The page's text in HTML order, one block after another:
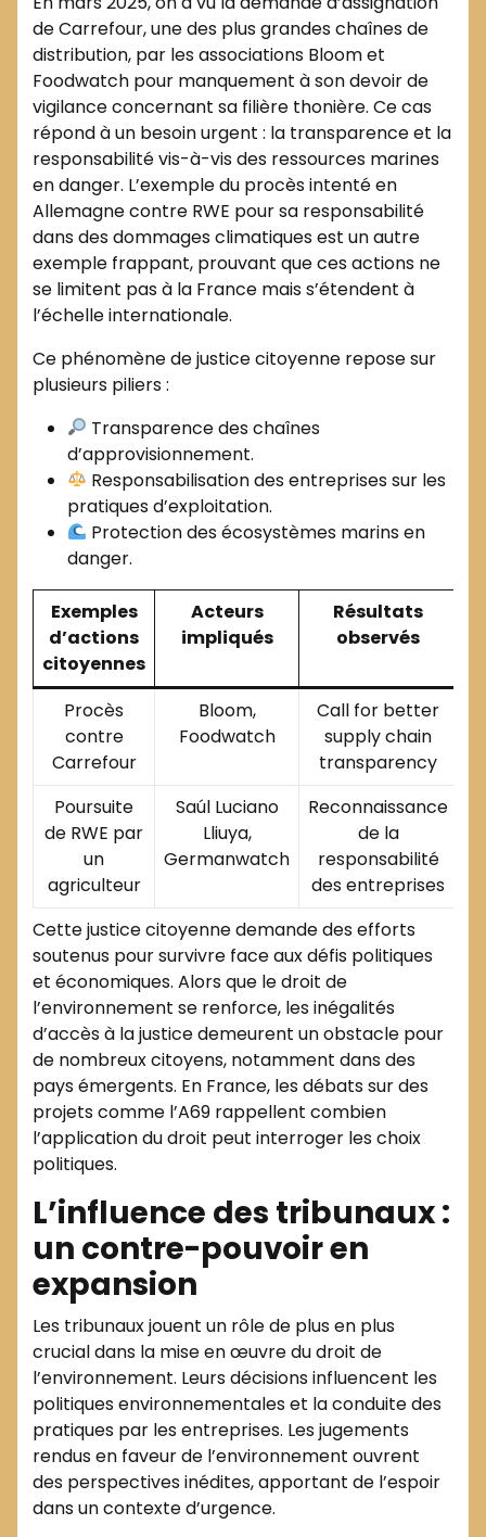
de Carrefour, une des plus grandes chaînes de
distribution, par les associations Bloom et
Foodwatch pour manquement à son devoir de
vigilance concernant sa filière thonière. Ce cas
répond à un besoin urgent : la transparence et la
responsabilité vis-à-vis des ressources marines
en danger. L’exemple du procès intenté en
Allemagne contre RWE pour sa responsabilité
dans des dommages climatiques est un autre
exemple frappant, prouvant que ces actions ne
se limitent pas à la France mais s’étendent à
l’échelle internationale.
Ce phénomène de justice citoyenne repose sur
plusieurs piliers :
Transparence des chaînes
d’approvisionnement.
Responsabilisation des entreprises sur les
pratiques d’exploitation.
Protection des écosystèmes marins en
danger.
Exemples
d’actions
citoyennes
Acteurs
impliqués
Résultats
observés
Procès
contre
Carrefour
Bloom,
Foodwatch
Call for better
supply chain
transparency
Poursuite
de RWE par
un
agriculteur
Saúl Luciano
Lliuya,
Germanwatch
Reconnaissance
de la
responsabilité
des entreprises
Cette justice citoyenne demande des efforts
soutenus pour survivre face aux défis politiques
et économiques. Alors que le droit de
l’environnement se renforce, les inégalités
d’accès à la justice demeurent un obstacle pour
de nombreux citoyens, notamment dans des
pays émergents. En France, les débats sur des
projets comme l’A69 rappellent combien
l’application du droit peut interroger les choix
politiques.
L’influence des tribunaux :
un contre-pouvoir en
expansion
Les tribunaux jouent un rôle de plus en plus
crucial dans la mise en œuvre du droit de
l’environnement. Leurs décisions influencent les
politiques environnementales et la conduite des
pratiques par les entreprises. Les jugements
rendus en faveur de l’environnement ouvrent
des perspectives inédites, apportant de l’espoir
dans un contexte d’urgence.